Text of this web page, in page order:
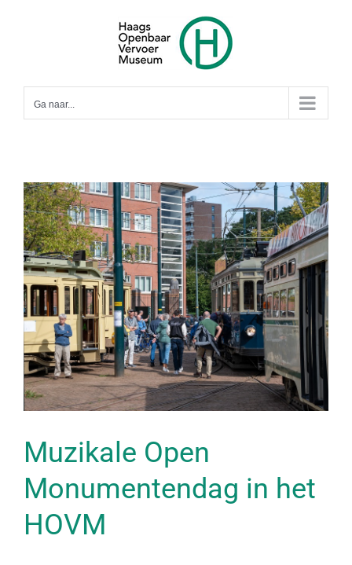
Ga naar...
Muzikale Open
Monumentendag in het
HOVM